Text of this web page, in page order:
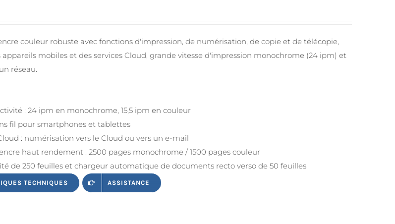
couleur robuste avec fonctions d'impression, de numérisation, de copie et de télécopie,
appareils mobiles et des services Cloud, grande vitesse d'impression monochrome (24 ipm) et
réseau.
: 24 ipm en monochrome, 15,5 ipm en couleur
fil pour smartphones et tablettes
: numérisation vers le Cloud ou vers un e-mail
haut rendement : 2500 pages monochrome / 1500 pages couleur
de 250 feuilles et chargeur automatique de documents recto verso de 50 feuilles
TECHNIQUES ASSISTANCE